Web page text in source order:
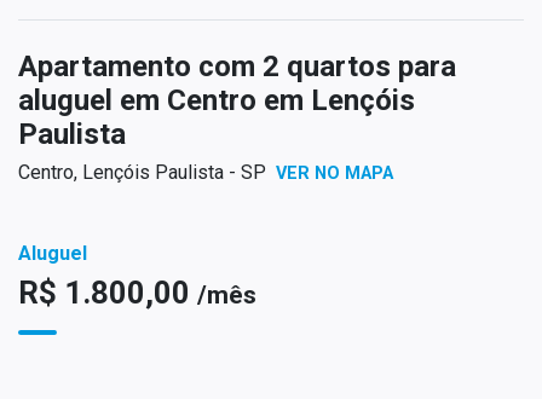
Apartamento com 2 quartos para
aluguel em Centro em Lençóis
Paulista
Centro, Lençóis Paulista - SP VER NO MAPA
Aluguel
R$ 1.800,00 /mês